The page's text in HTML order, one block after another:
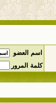
اسم العضو
كلمة المرور